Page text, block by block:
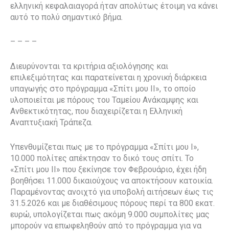
ελληνική κεφαλαιαγορά ήταν απολύτως έτοιμη να κάνει
αυτό το πολύ σημαντικό βήμα.
– – – –
Διευρύνονται τα κριτήρια αξιολόγησης και
επιλεξιμότητας και παρατείνεται η χρονική διάρκεια
υπαγωγής στο πρόγραμμα «Σπίτι μου ΙΙ», το οποίο
υλοποιείται με πόρους του Ταμείου Ανάκαμψης και
Ανθεκτικότητας, που διαχειρίζεται η Ελληνική
Αναπτυξιακή Τράπεζα.
Υπενθυμίζεται πως με το πρόγραμμα «Σπίτι μου Ι»,
10.000 πολίτες απέκτησαν το δικό τους σπίτι. Το
«Σπίτι μου ΙΙ» που ξεκίνησε τον Φεβρουάριο, έχει ήδη
βοηθήσει 11.000 δικαιούχους να αποκτήσουν κατοικία.
Παραμένοντας ανοιχτό για υποβολή αιτήσεων έως τις
31.5.2026 και με διαθέσιμους πόρους περί τα 800 εκατ.
ευρώ, υπολογίζεται πως ακόμη 9.000 συμπολίτες μας
μπορούν να επωφεληθούν από το πρόγραμμα για να